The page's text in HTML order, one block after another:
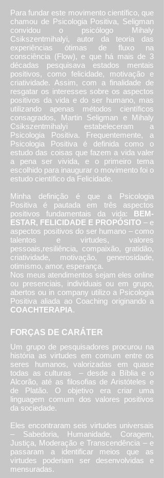
Para fundar este movimento científico, que
chamou de Psicologia Positiva, Seligman
convidou o psicólogo Mihaly
Csikszentmihalyi, autor da teoria das
experiências ótimas de fluxo na
consciência (Flow), e que há mais de 3
décadas pesquisava estados mentais
positivos, como felicidade, motivação e
criatividade. Assim, com a finalidade de
resgatar os interesses sobre os aspectos
positivos da vida e do ser humano, mas
utilizando apenas métodos científicos
consagrados, Martin Seligman e Mihaly
Csikszentmihalyi estabeleceram a
Psicologia Positiva. Frequentemente, a
Psicologia Positiva é definida como o
estudo das coisas que fazem a vida valer
a pena ser vivida, e o primeiro tema
escolhido para inaugurar o movimento foi o
estudo científico da Felicidade.
Minha definição é que a Psicologia
Positiva é pautada em três aspectos
positivos fundamentais da vida: BEM-
ESTAR, FELICIDADE E PROPÓSITO – e
aspectos positivos do ser humano – como
talentos e virtudes, valores
pessoais,resiliência, compaixão, gratidão,
criatividade, motivação, generosidade,
otimismo, amor, esperança.
Nos meus atendimentos sejam eles online
ou presenciais, individuais ou em grupo,
abertos ou in company utilizo a Psicologia
Positiva aliada ao Coaching originando a
COACHTERAPIA.
FORÇAS DE CARÁTER
Um grupo de pesquisadores procurou na
história as virtudes em comum entre os
seres humanos, valorizadas em quase
todas as culturas – desde a Bíblia e o
Alcorão, até as filosofias de Aristóteles e
de Platão. O objetivo era criar uma
linguagem comum dos valores positivos
da sociedade.
Eles encontraram seis virtudes universais
– Sabedoria, Humanidade, Coragem,
Justiça, Moderação e Transcendência – e
passaram a identificar meios que as
virtudes poderiam ser desenvolvidas e
mensuradas.